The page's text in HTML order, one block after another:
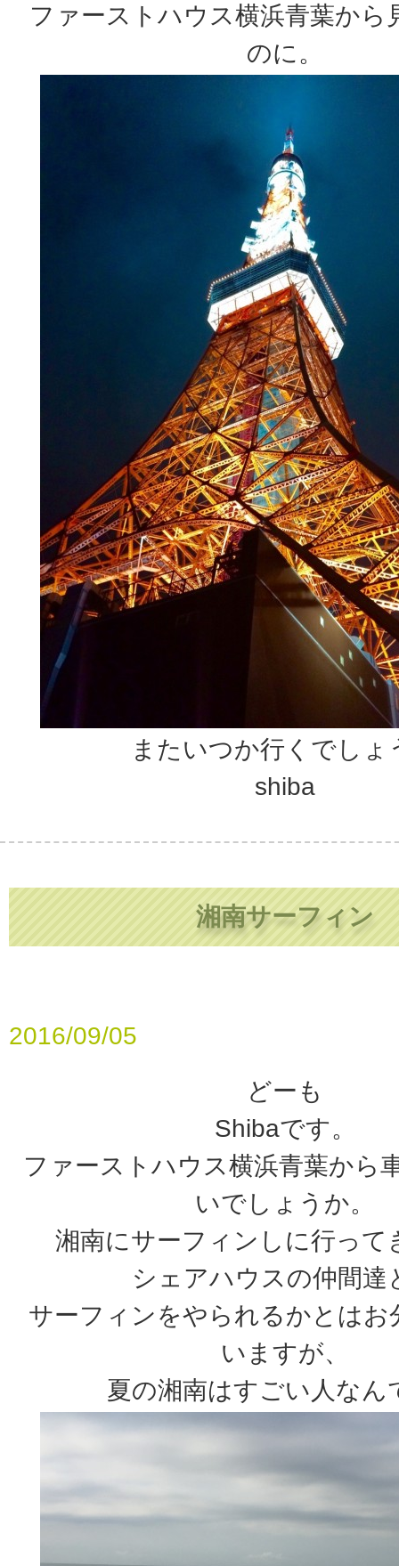
ファーストハウス横浜青葉から
のに。
またいつか行くでしょ
shiba
湘南サーフィン
2016/09/05
どーも
Shibaです。
ファーストハウス横浜青葉から
いでしょうか。
湘南にサーフィンしに行って
シェアハウスの仲間達
サーフィンをやられるかとはお
いますが、
夏の湘南はすごい人なん